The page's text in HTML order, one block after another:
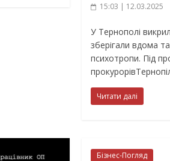
15:03 | 12.03.2025
У Тернополі
зберігали вдома
психотропи. Під
Читати далі
Бізнес-Погляд